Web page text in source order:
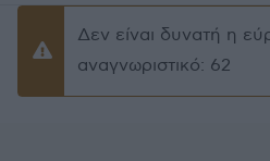
Προειδοποίσηση
Δεν είναι δυνατή η
αναγνωριστικό: 62